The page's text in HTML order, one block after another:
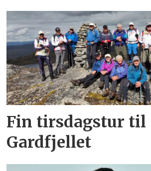
Fin tirsdagstur til
Gardfjellet